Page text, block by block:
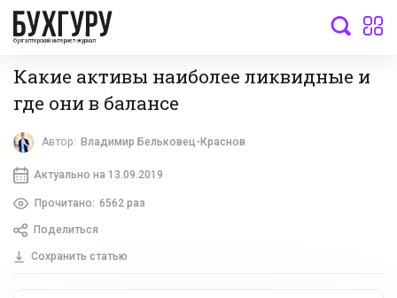
бухгалтерский интернет-журнал
Какие активы наиболее ликвидные и
где они в балансе
Автор: Владимир Бельковец-Краснов
Актуально на 13.09.2019
Прочитано: 6562 раз
Поделиться
Сохранить статью